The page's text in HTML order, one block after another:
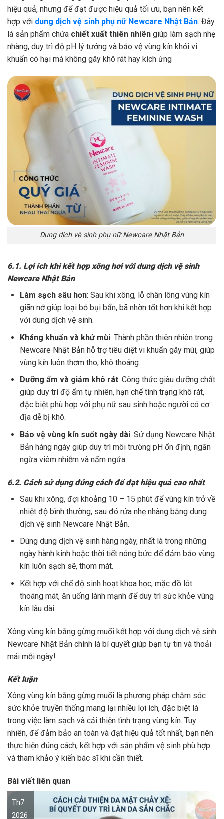
hiệu quả, nhưng để đạt được hiệu quả tối ưu, bạn nên kết
hợp với dung dịch vệ sinh phụ nữ Newcare Nhật Bản. Đây
là sản phẩm chứa chiết xuất thiên nhiên giúp làm sạch nhẹ
nhàng, duy trì độ pH lý tưởng và bảo vệ vùng kín khỏi vi
khuẩn có hại mà không gây khô rát hay kích ứng
Dung dịch vệ sinh phụ nữ Newcare Nhật Bản
6.1. Lợi ích khi kết hợp xông hơi với dung dịch vệ sinh
Newcare Nhật Bản
Làm sạch sâu hơn: Sau khi xông, lỗ chân lông vùng kín
giãn nở giúp loại bỏ bụi bẩn, bã nhờn tốt hơn khi kết hợp
với dung dịch vệ sinh.
Kháng khuẩn và khử mùi: Thành phần thiên nhiên trong
Newcare Nhật Bản hỗ trợ tiêu diệt vi khuẩn gây mùi, giúp
vùng kín luôn thơm tho, khô thoáng.
Dưỡng ẩm và giảm khô rát: Công thức giàu dưỡng chất
giúp duy trì độ ẩm tự nhiên, hạn chế tình trạng khô rát,
đặc biệt phù hợp với phụ nữ sau sinh hoặc người có cơ
địa dễ bị khô.
Bảo vệ vùng kín suốt ngày dài: Sử dụng Newcare Nhật
Bản hàng ngày giúp duy trì môi trường pH ổn định, ngăn
ngừa viêm nhiễm và nấm ngứa.
6.2. Cách sử dụng đúng cách để đạt hiệu quả cao nhất
Sau khi xông, đợi khoảng 10 – 15 phút để vùng kín trở về
nhiệt độ bình thường, sau đó rửa nhẹ nhàng bằng dung
dịch vệ sinh Newcare Nhật Bản.
Dùng dung dịch vệ sinh hàng ngày, nhất là trong những
ngày hành kinh hoặc thời tiết nóng bức để đảm bảo vùng
kín luôn sạch sẽ, thơm mát.
Kết hợp với chế độ sinh hoạt khoa học, mặc đồ lót
thoáng mát, ăn uống lành mạnh để duy trì sức khỏe vùng
kín lâu dài.
Xông vùng kín bằng gừng muối kết hợp với dung dịch vệ sinh
Newcare Nhật Bản chính là bí quyết giúp bạn tự tin và thoải
mái mỗi ngày!
Kết luận
Xông vùng kín bằng gừng muối là phương pháp chăm sóc
sức khỏe truyền thống mang lại nhiều lợi ích, đặc biệt là
trong việc làm sạch và cải thiện tình trạng vùng kín. Tuy
nhiên, để đảm bảo an toàn và đạt hiệu quả tốt nhất, bạn nên
thực hiện đúng cách, kết hợp với sản phẩm vệ sinh phù hợp
và tham khảo ý kiến bác sĩ khi cần thiết.
Bài viết liên quan
Th7
2026